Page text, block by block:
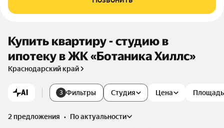
Купить квартиру - студию в
ипотеку в ЖК «Ботаника Хиллс»
Краснодарский край
AI 3 Фильтры Студия Цена Площадь
2 предложения •
по актуальности